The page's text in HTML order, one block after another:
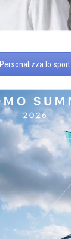
Personalizza lo sport